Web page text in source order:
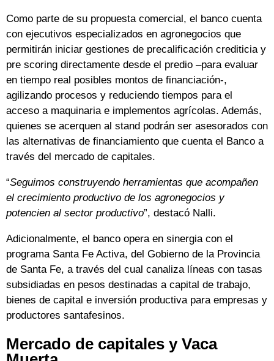
Como parte de su propuesta comercial, el banco cuenta
con ejecutivos especializados en agronegocios que
permitirán iniciar gestiones de precalificación crediticia y
pre scoring directamente desde el predio –para evaluar
en tiempo real posibles montos de financiación-,
agilizando procesos y reduciendo tiempos para el
acceso a maquinaria e implementos agrícolas. Además,
quienes se acerquen al stand podrán ser asesorados con
las alternativas de financiamiento que cuenta el Banco a
través del mercado de capitales.
“Seguimos construyendo herramientas que acompañen
el crecimiento productivo de los agronegocios y
potencien al sector productivo”, destacó Nalli.
Adicionalmente, el banco opera en sinergia con el
programa Santa Fe Activa, del Gobierno de la Provincia
de Santa Fe, a través del cual canaliza líneas con tasas
subsidiadas en pesos destinadas a capital de trabajo,
bienes de capital e inversión productiva para empresas y
productores santafesinos.
Mercado de capitales y Vaca